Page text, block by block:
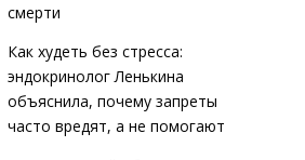
смерти
Как худеть без стресса:
эндокринолог Ленькина
объяснила, почему запреты
часто вредят, а не помогают